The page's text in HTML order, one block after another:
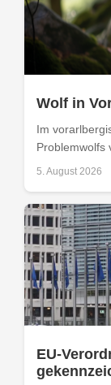
Wolf in
Im
Problemwolfs
5. August 2026
EU-